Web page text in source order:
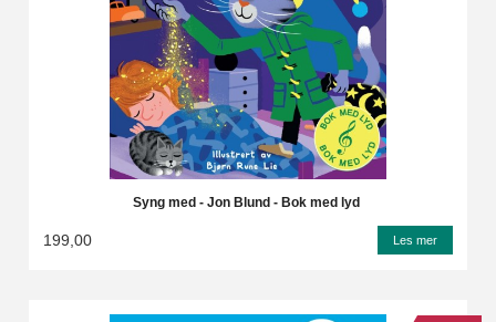
Syng med - Jon Blund - Bok med lyd
199,00 Les mer